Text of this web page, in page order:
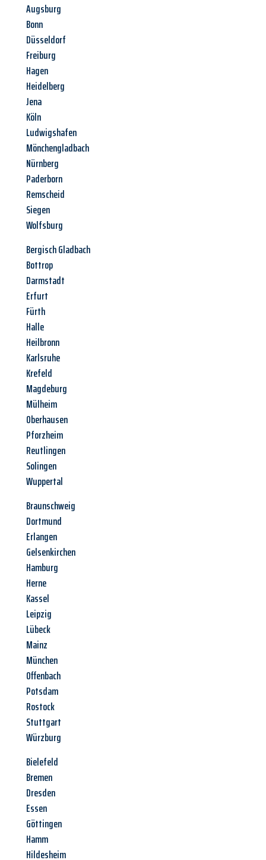
Augsburg
Bonn
Düsseldorf
Freiburg
Hagen
Heidelberg
Jena
Köln
Ludwigshafen
Mönchengladbach
Nürnberg
Paderborn
Remscheid
Siegen
Wolfsburg
Bergisch Gladbach
Bottrop
Darmstadt
Erfurt
Fürth
Halle
Heilbronn
Karlsruhe
Krefeld
Magdeburg
Mülheim
Oberhausen
Pforzheim
Reutlingen
Solingen
Wuppertal
Braunschweig
Dortmund
Erlangen
Gelsenkirchen
Hamburg
Herne
Kassel
Leipzig
Lübeck
Mainz
München
Offenbach
Potsdam
Rostock
Stuttgart
Würzburg
Bielefeld
Bremen
Dresden
Essen
Göttingen
Hamm
Hildesheim